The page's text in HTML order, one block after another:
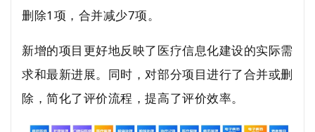
删除1项，合并减少7项。
新增的项目更好地反映了医疗信息化建设的实际需
求和最新进展。同时，对部分项目进行了合并或删
除，简化了评价流程，提高了评价效率。